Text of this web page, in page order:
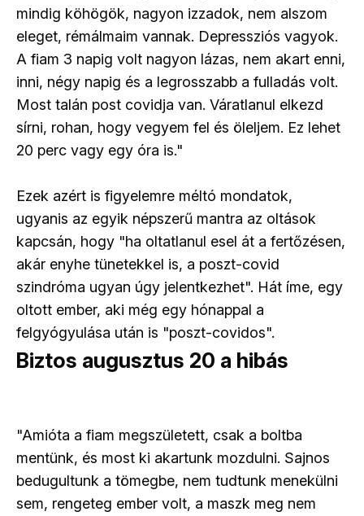
mindig köhögök, nagyon izzadok, nem alszom
eleget, rémálmaim vannak. Depressziós vagyok.
A fiam 3 napig volt nagyon lázas, nem akart enni,
inni, négy napig és a legrosszabb a fulladás volt.
Most talán post covidja van. Váratlanul elkezd
sírni, rohan, hogy vegyem fel és öleljem. Ez lehet
20 perc vagy egy óra is."
Ezek azért is figyelemre méltó mondatok,
ugyanis az egyik népszerű mantra az oltások
kapcsán, hogy "ha oltatlanul esel át a fertőzésen,
akár enyhe tünetekkel is, a poszt-covid
szindróma ugyan úgy jelentkezhet". Hát íme, egy
oltott ember, aki még egy hónappal a
felgyógyulása után is "poszt-covidos".
Biztos augusztus 20 a hibás
"Amióta a fiam megszületett, csak a boltba
mentünk, és most ki akartunk mozdulni. Sajnos
bedugultunk a tömegbe, nem tudtunk menekülni
sem, rengeteg ember volt, a maszk meg nem